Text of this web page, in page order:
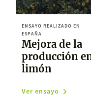
ENSAYO REALIZADO EN
ESPAÑA
Mejora de la
producción
limón
Ver ensayo